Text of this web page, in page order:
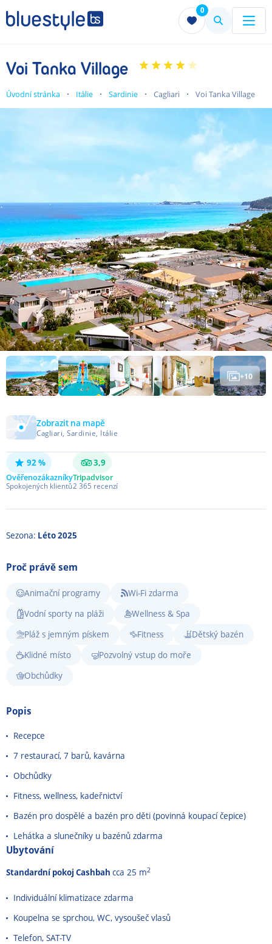
0
Menu Menu
Voi Tanka Village
Úvodní stránka Itálie Sardinie Cagliari Voi Tanka Village
+10
Zobrazit na mapě
Cagliari, Sardinie, Itálie
92 %
Ověřenozákazníky
Spokojených klientů
3,9
Tripadvisor
2 365 recenzí
Sezona: Léto 2025
Proč právě sem
Animační programy
Wi-Fi zdarma
Vodní sporty na pláži
Wellness & Spa
Pláž s jemným pískem
Fitness
Dětský bazén
Klidné místo
Pozvolný vstup do moře
Obchůdky
Popis
Recepce
7 restaurací, 7 barů, kavárna
Obchůdky
Fitness, wellness, kadeřnictví
Bazén pro dospělé a bazén pro děti (povinná koupací čepice)
Lehátka a slunečníky u bazénů zdarma
Ubytování
Standardní pokoj Cashbah cca 25 m2
Individuální klimatizace zdarma
Koupelna se sprchou, WC, vysoušeč vlasů
Telefon, SAT-TV